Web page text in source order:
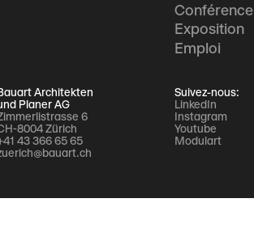
Conférence
Exposition
Emploi
Architekten
Planer AG
6
8004 Zürich
43 366 65 65
Suivez-nous:
LinkedIn
Instagram
Youtube
Modulart